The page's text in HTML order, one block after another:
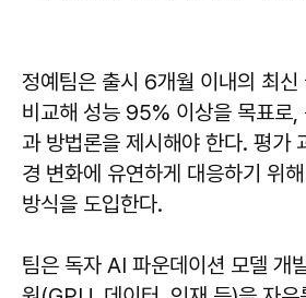
정예팀은 출시 6개월 이내의 최
비교해 성능 95% 이상을 목표로,
과 방법론을 제시해야 한다. 평가
경 변화에 유연하게 대응하기 위
방식을 도입한다.
팀은 독자 AI 파운데이션 모델 개